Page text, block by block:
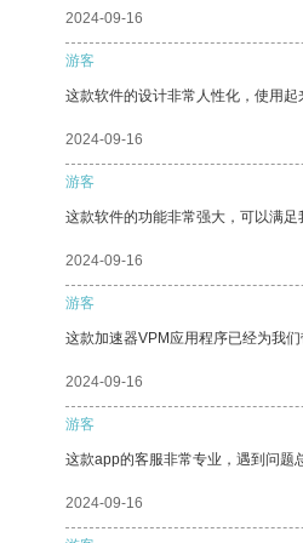
2024-09-16
游客
这款软件的设计非常人性化，使用起
2024-09-16
游客
这款软件的功能非常强大，可以满足
2024-09-16
游客
这款加速器VPM应用程序已经为我
2024-09-16
游客
这款app的客服非常专业，遇到问题
2024-09-16